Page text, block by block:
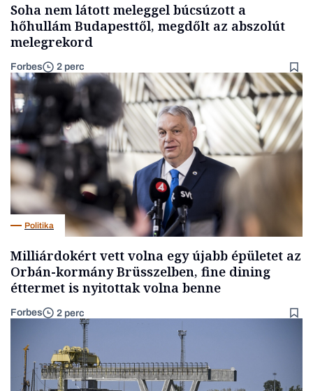
Soha nem látott meleggel búcsúzott a
hőhullám Budapesttől, megdőlt az abszolút
melegrekord
Forbes 2 perc
Politika
Milliárdokért vett volna egy újabb épületet az
Orbán-kormány Brüsszelben, fine dining
éttermet is nyitottak volna benne
Forbes 2 perc